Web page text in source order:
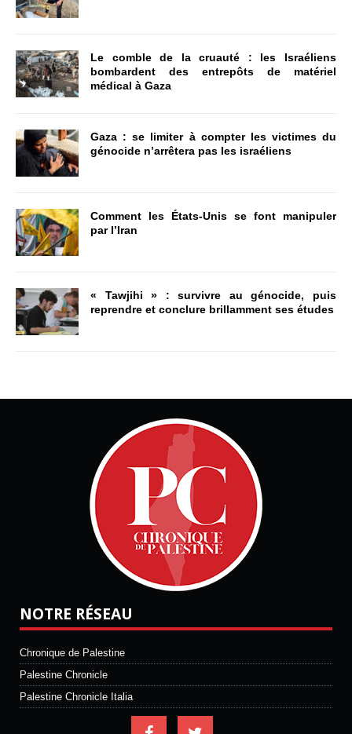
Le comble de la cruauté : les Israéliens
bombardent des entrepôts de matériel
médical à Gaza
Gaza : se limiter à compter les victimes du
génocide n’arrêtera pas les israéliens
Comment les États-Unis se font manipuler
par l’Iran
« Tawjihi » : survivre au génocide, puis
reprendre et conclure brillamment ses études
NOTRE RÉSEAU
Chronique de Palestine
Palestine Chronicle
Palestine Chronicle Italia